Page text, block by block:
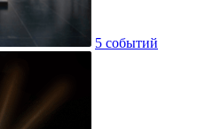
5 событий